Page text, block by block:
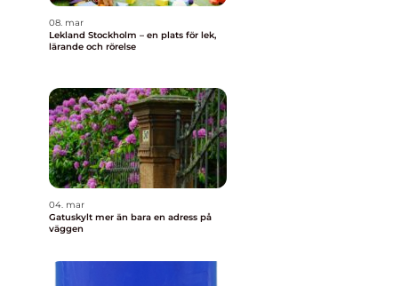
08. mar
Lekland Stockholm – en plats för lek,
lärande och rörelse
04. mar
Gatuskylt mer än bara en adress på
väggen